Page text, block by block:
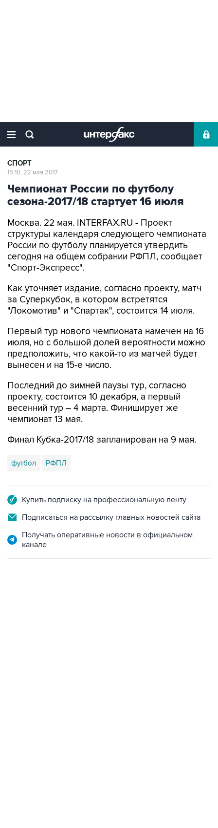
СПОРТ
15:10, 22 мая 2017
Чемпионат России по футболу
сезона-2017/18 стартует 16 июля
Москва. 22 мая. INTERFAX.RU - Проект
структуры календаря следующего чемпионата
России по футболу планируется утвердить
сегодня на общем собрании РФПЛ, сообщает
"Спорт-Экспресс".
Как уточняет издание, согласно проекту, матч
за Суперкубок, в котором встретятся
"Локомотив" и "Спартак", состоится 14 июля.
Первый тур нового чемпионата намечен на 16
июля, но с большой долей вероятности можно
предположить, что какой-то из матчей будет
вынесен и на 15-е число.
Последний до зимней паузы тур, согласно
проекту, состоится 10 декабря, а первый
весенний тур – 4 марта. Финиширует же
чемпионат 13 мая.
Финал Кубка-2017/18 запланирован на 9 мая.
футбол РФПЛ
Купить подписку на профессиональную ленту
Подписаться на рассылку главных новостей сайта
Получать оперативные новости в официальном
канале